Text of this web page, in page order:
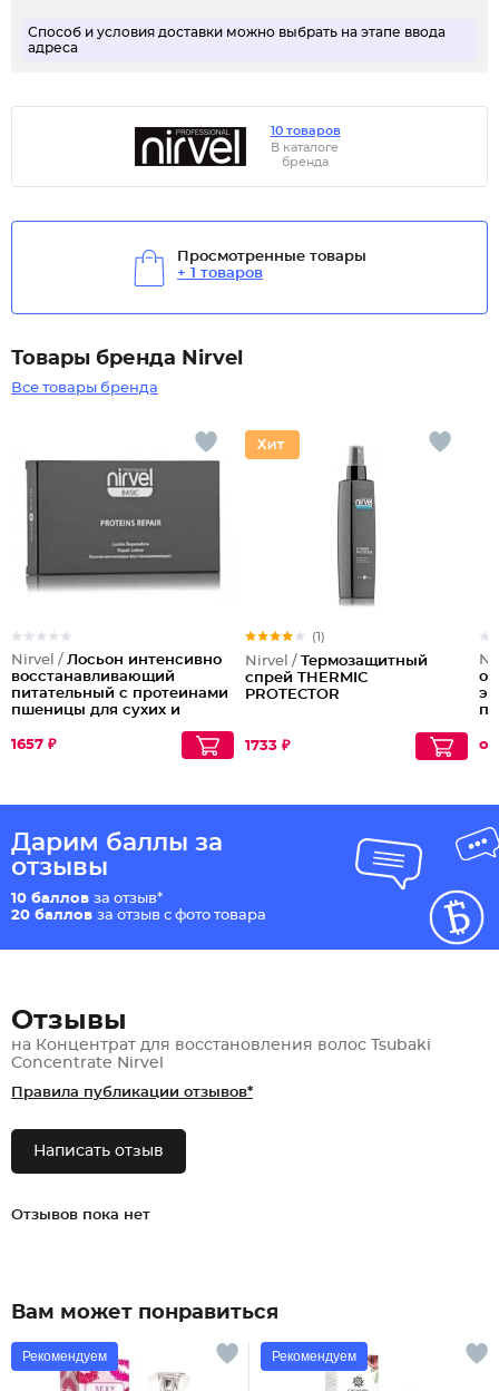
Способ и условия доставки можно выбрать на этапе ввода
адреса
10 товаров
В каталоге
бренда
Просмотренные товары
+ 1 товаров
Товары бренда Nirvel
Все товары бренда
Nirvel / Лосьон интенсивно
восстанавливающий
питательный с протеинами
пшеницы для сухих и
PROTEINS
1657 ₽
(1)
Nirvel / Термозащитный
спрей THERMIC
PROTECTOR
1733 ₽ от
Дарим баллы за
отзывы
10 баллов за отзыв*
20 баллов за отзыв с фото товара
Отзывы
на Концентрат для восстановления волос Tsubaki
Concentrate Nirvel
Правила публикации отзывов*
Написать отзыв
Отзывов пока нет
Вам может понравиться
Рекомендуем Рекомендуем